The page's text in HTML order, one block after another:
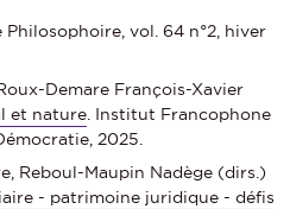
Philosophoire, vol. 64 n°2, hiver
Demare François-Xavier
et nature. Institut Francophone
2025.
Reboul-Maupin Nadège (dirs.)
- patrimoine juridique - défis